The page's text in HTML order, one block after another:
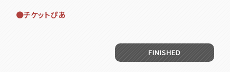
●チケットぴあ
FINISHED